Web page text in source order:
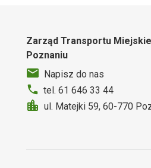
Zarząd Transportu
Poznaniu
Napisz do nas
tel. 61 646 33 44
ul. Matejki 59, 60-770